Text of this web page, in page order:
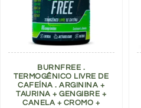
BURNFREE .
TERMOGÊNICO LIVRE DE
CAFEÍNA . ARGININA +
TAURINA + GENGIBRE +
CANELA + CROMO +